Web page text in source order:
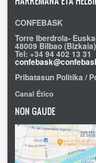
CONFEBASK
Torre Iberdrola-
48009 Bilbao (Bizkaia)
Tel: +34 94 402 13 31
Pribatasun Politika /
Canal Ético
NON GAUDE